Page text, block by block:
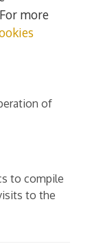
more
of
to compile
to the